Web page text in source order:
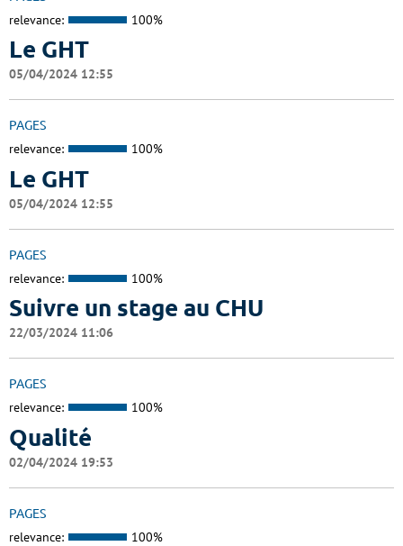
relevance: 100%
Le GHT
05/04/2024 12:55
PAGES
relevance: 100%
Le GHT
05/04/2024 12:55
PAGES
relevance: 100%
Suivre un stage au CHU
22/03/2024 11:06
PAGES
relevance: 100%
Qualité
02/04/2024 19:53
PAGES
relevance: 100%